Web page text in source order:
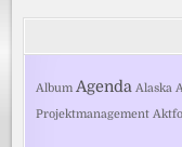
Album Agenda Alaska
Projektmanagement